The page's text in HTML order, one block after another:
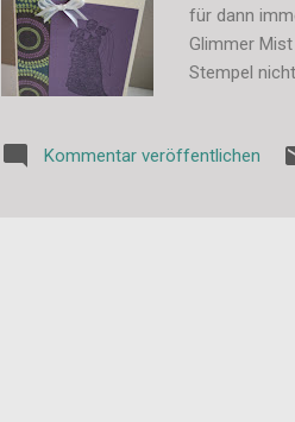
für dann
Glimmer
Stempel
Kommentar veröffentlichen